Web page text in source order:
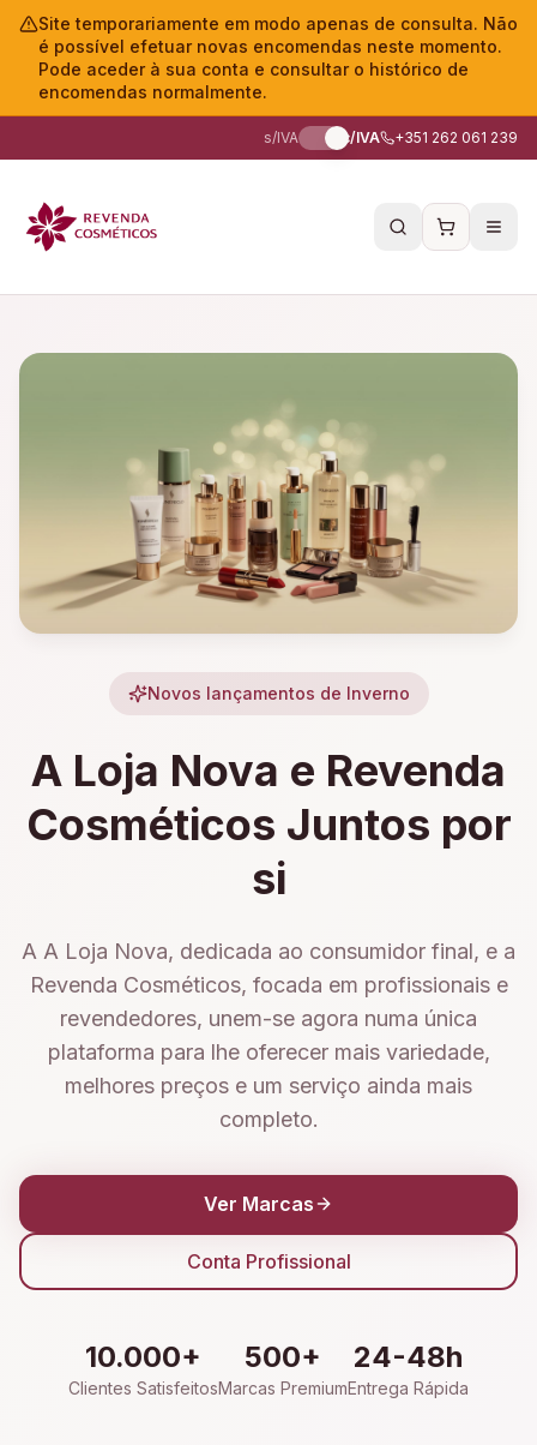
Site temporariamente em modo apenas de consulta. Não
é possível efetuar novas encomendas neste momento.
Pode aceder à sua conta e consultar o histórico de
encomendas normalmente.
s/IVA c/IVA +351 262 061 239
Novos lançamentos de Inverno
A Loja Nova e Revenda
Cosméticos Juntos por
si
A A Loja Nova, dedicada ao consumidor final, e a
Revenda Cosméticos, focada em profissionais e
revendedores, unem-se agora numa única
plataforma para lhe oferecer mais variedade,
melhores preços e um serviço ainda mais
completo.
Ver Marcas
Conta Profissional
10.000+
Clientes Satisfeitos
500+
Marcas Premium
24-48h
Entrega Rápida